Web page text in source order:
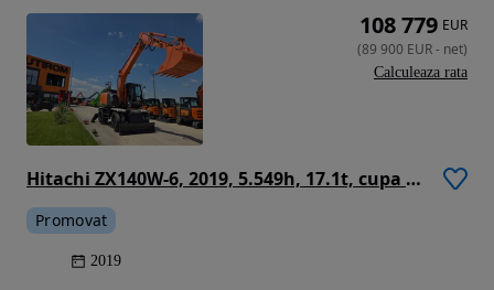
Hitachi ZX140W-6, 2019, 5.549h, 17.1t, cupa NOUA 1,3m latime, LAMA+CALE, consum mediu 8,3l/h, revizii efectuate, Ad sapare 6m, ridica 7t, avertizare antirasturnare, inst picon si inst rotire pe brate, STARE FOARTE BUNA, posibil leasing,PROMOTIE 89.900Eur+Tva
Promovat
2019
108 779 EUR
(89 900 EUR- net)
Calculeaza rata